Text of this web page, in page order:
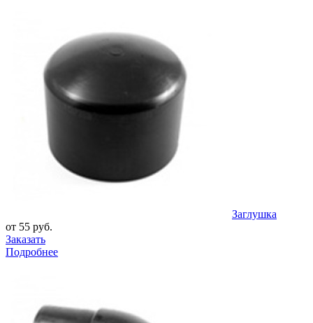
Заглушка
от 55 руб.
Заказать
Подробнее